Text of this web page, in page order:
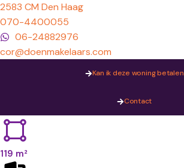
2583 CM Den Haag
070-4400055
06-24882976
cor@doenmakelaars.com
Kan ik deze woning betalen
Contact
119 m²